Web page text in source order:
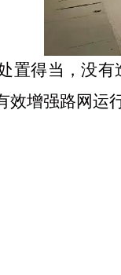
置得当，没
效增强路网运